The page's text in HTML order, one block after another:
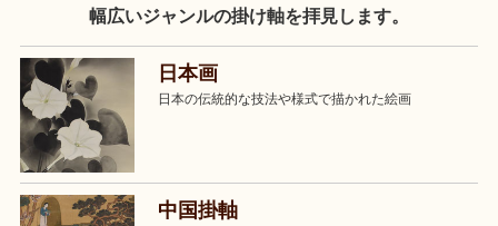
幅広いジャンルの掛け軸を拝見します。
日本画
日本の伝統的な技法や様式で描かれた絵画
中国掛軸